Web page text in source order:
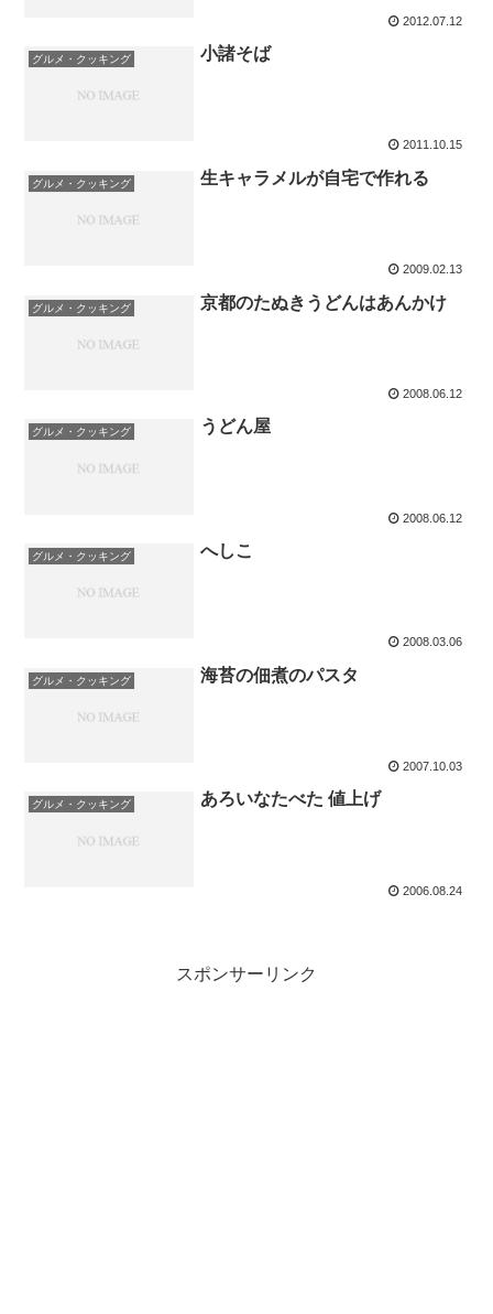
2012.07.12
グルメ・クッキング 小諸そば
2011.10.15
グルメ・クッキング 生キャラメルが自宅で作れる
2009.02.13
グルメ・クッキング 京都のたぬきうどんはあんかけ
2008.06.12
グルメ・クッキング うどん屋
2008.06.12
グルメ・クッキング へしこ
2008.03.06
グルメ・クッキング 海苔の佃煮のパスタ
2007.10.03
グルメ・クッキング あろいなたべた 値上げ
2006.08.24
スポンサーリンク